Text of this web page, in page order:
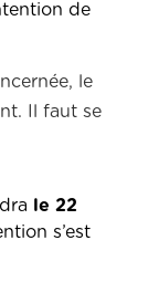
de
le
Il faut se
le 22
s’est